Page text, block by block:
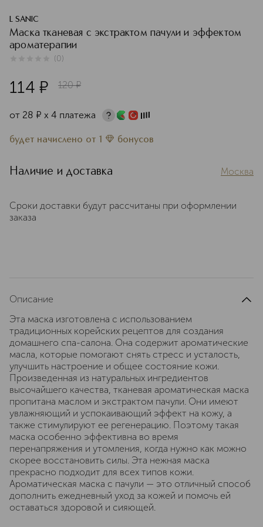
L SANIC
Маска тканевая с экстрактом пачули и эффектом
ароматерапии
(0)
114 ¤ 120 ¤
от 28 ¤ х 4 платежа
будет начислено от 1 бонусов
Наличие и доставка Москва
Сроки доставки будут рассчитаны при оформлении
заказа
Описание
Эта маска изготовлена с использованием
традиционных корейских рецептов для создания
домашнего спа-салона. Она содержит ароматические
масла, которые помогают снять стресс и усталость,
улучшить настроение и общее состояние кожи.
Произведенная из натуральных ингредиентов
высочайшего качества, тканевая ароматическая маска
пропитана маслом и экстрактом пачули. Они имеют
увлажняющий и успокаивающий эффект на кожу, а
также стимулируют ее регенерацию. Поэтому такая
маска особенно эффективна во время
перенапряжения и утомления, когда нужно как можно
скорее восстановить силы. Эта нежная маска
прекрасно подходит для всех типов кожи.
Ароматическая маска с пачули — это отличный способ
дополнить ежедневный уход за кожей и помочь ей
оставаться здоровой и сияющей.